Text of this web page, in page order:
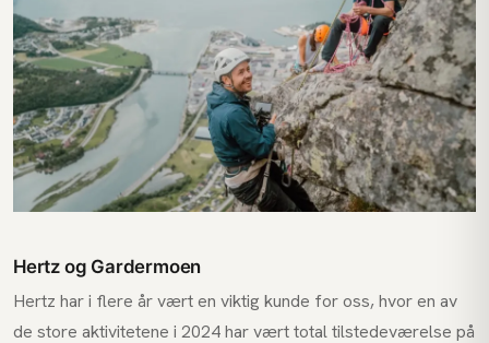
Hertz og Gardermoen
Hertz har i flere år vært en viktig kunde for oss, hvor en av
de store aktivitetene i 2024 har vært total tilstedeværelse på